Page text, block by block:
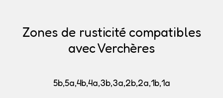
Zones de rusticité compatibles
avec Verchères
5b,5a,4b,4a,3b,3a,2b,2a,1b,1a